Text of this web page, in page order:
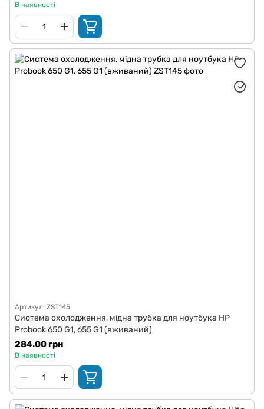
В наявності
Артикул: ZST145
Система охолодження, мідна трубка для ноутбука HP
Probook 650 G1, 655 G1 (вживаний)
284.00 грн
В наявності